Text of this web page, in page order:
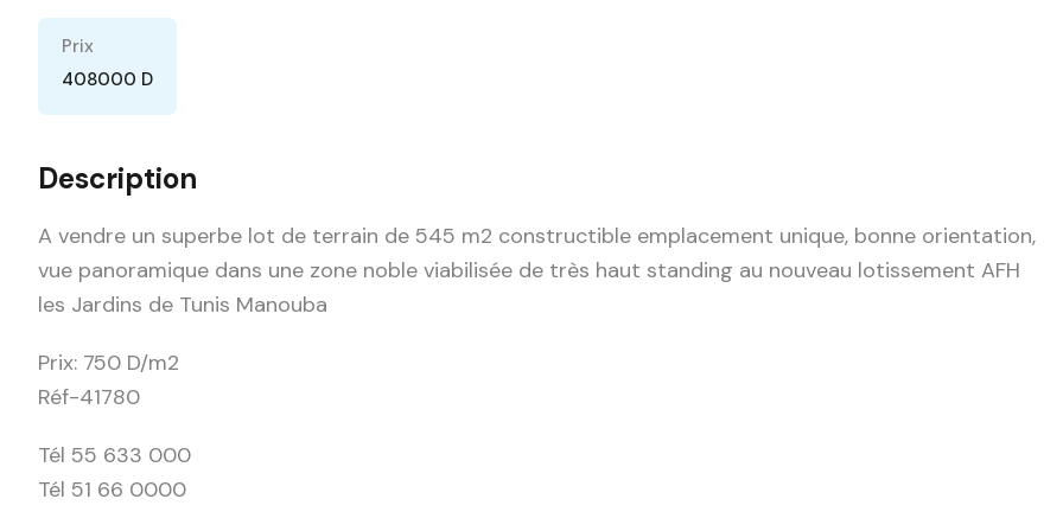
Prix
408000 D
Description
A vendre un superbe lot de terrain de 545 m2 constructible emplacement unique, bonne orientation,
vue panoramique dans une zone noble viabilisée de très haut standing au nouveau lotissement AFH
les Jardins de Tunis Manouba
Prix: 750 D/m2
Réf-41780
Tél 55 633 000
Tél 51 66 0000